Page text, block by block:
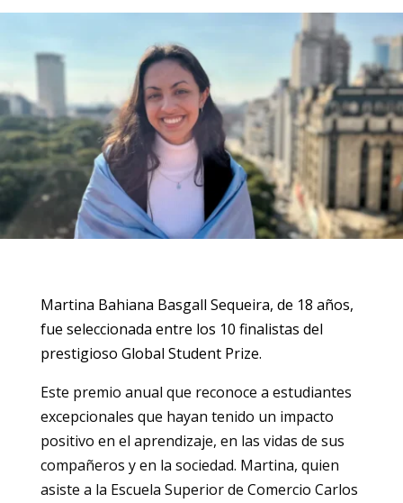
Martina Bahiana Basgall Sequeira, de 18 años,
fue seleccionada entre los 10 finalistas del
prestigioso Global Student Prize.
Este premio anual que reconoce a estudiantes
excepcionales que hayan tenido un impacto
positivo en el aprendizaje, en las vidas de sus
compañeros y en la sociedad. Martina, quien
asiste a la Escuela Superior de Comercio Carlos